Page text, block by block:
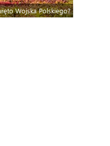
Wojska Polskiego?